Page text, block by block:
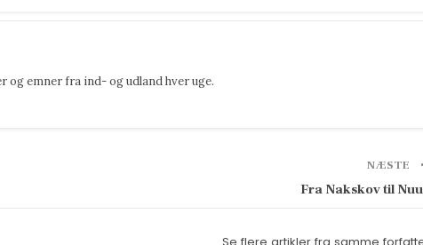
emner fra ind- og udland hver uge.
NÆSTE
Fra Nakskov til
Se flere artikler fra samme